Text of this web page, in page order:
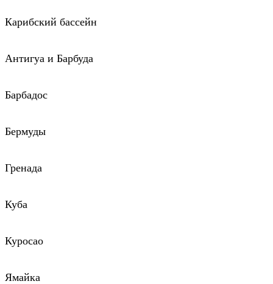
Карибский бассейн
Антигуа и Барбуда
Барбадос
Бермуды
Гренада
Куба
Куросао
Ямайка